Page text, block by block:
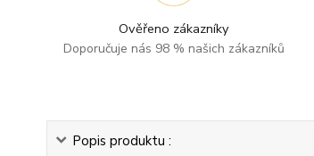
Ověřeno zákazníky
Doporučuje nás 98 % našich zákazníků
Popis produktu :